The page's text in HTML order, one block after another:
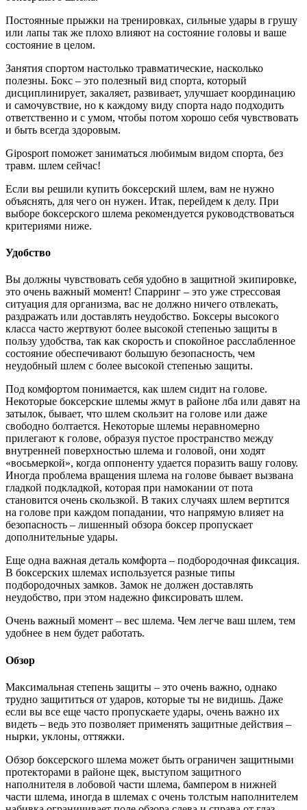
Постоянные прыжки на тренировках, сильные удары в грушу
или лапы так же плохо влияют на состояние головы и ваше
состояние в целом.
Занятия спортом настолько травматические, насколько
полезны. Бокс – это полезный вид спорта, который
дисциплинирует, закаляет, развивает, улучшает координацию
и самочувствие, но к каждому виду спорта надо подходить
ответственно и с умом, чтобы потом хорошо себя чувствовать
и быть всегда здоровым.
Giposport поможет заниматься любимым видом спорта, без
травм. шлем сейчас!
Если вы решили купить боксерский шлем, вам не нужно
объяснять, для чего он нужен. Итак, перейдем к делу. При
выборе боксерского шлема рекомендуется руководствоваться
критериями ниже.
Удобство
Вы должны чувствовать себя удобно в защитной экипировке,
это очень важный момент! Спарринг – это уже стрессовая
ситуация для организма, вас не должно ничего отвлекать,
раздражать или доставлять неудобство. Боксеры высокого
класса часто жертвуют более высокой степенью защиты в
пользу удобства, так как скорость и спокойное расслабленное
состояние обеспечивают большую безопасность, чем
неудобный шлем с более высокой степенью защиты.
Под комфортом понимается, как шлем сидит на голове.
Некоторые боксерские шлемы жмут в районе лба или давят на
затылок, бывает, что шлем скользит на голове или даже
свободно болтается. Некоторые шлемы неравномерно
прилегают к голове, образуя пустое пространство между
внутренней поверхностью шлема и головой, они ходят
«восьмеркой», когда оппоненту удается поразить вашу голову.
Иногда проблема вращения шлема на голове бывает вызвана
гладкой подкладкой, которая при намокании от пота
становится очень скользкой. В таких случаях шлем вертится
на голове при каждом попадании, что напрямую влияет на
безопасность – лишенный обзора боксер пропускает
дополнительные удары.
Еще одна важная деталь комфорта – подбородочная фиксация.
В боксерских шлемах используется разные типы
подбородочных замков. Замок не должен доставлять
неудобство, при этом надежно фиксировать шлем.
Очень важный момент – вес шлема. Чем легче ваш шлем, тем
удобнее в нем будет работать.
Обзор
Максимальная степень защиты – это очень важно, однако
трудно защититься от ударов, которые ты не видишь. Даже
если вы все еще часто пропускаете удары, очень важно их
видеть – ведь это позволяет применять защитные действия –
нырки, уклоны, оттяжки.
Обзор боксерского шлема может быть ограничен защитными
протекторами в районе щек, выступом защитного
наполнителя в лобовой части шлема, бампером в нижней
части шлема, иногда в шлемах с очень толстым наполнителем